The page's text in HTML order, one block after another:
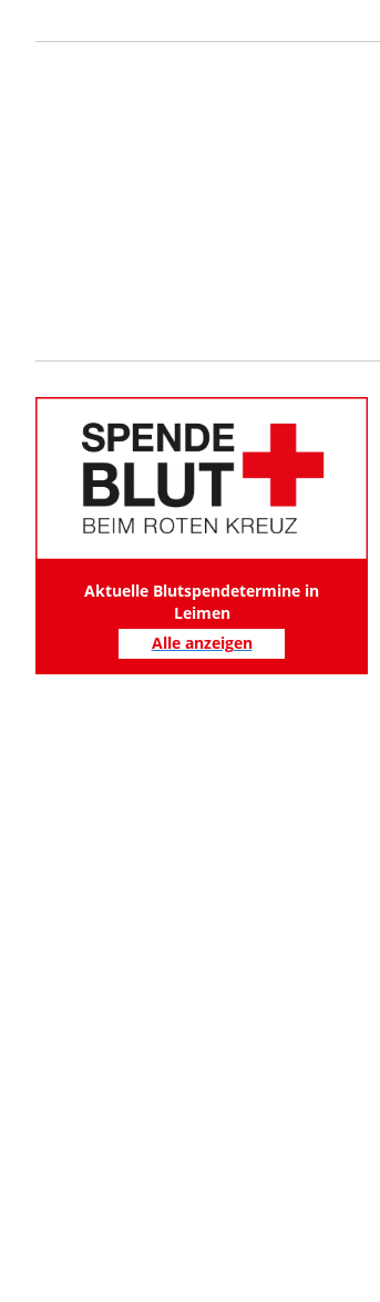
Aktuelle Blutspendetermine in
Leimen
Alle anzeigen